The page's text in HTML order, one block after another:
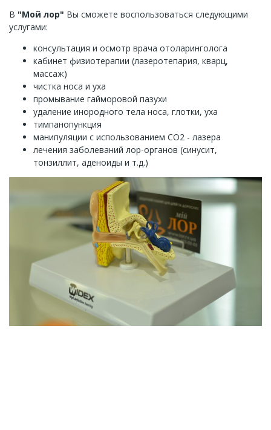
В "Мой лор" Вы сможете воспользоваться следующими
услугами:
консультация и осмотр врача отоларинголога
кабинет физиотерапии (лазеротепария, кварц,
массаж)
чистка носа и уха
промывание гайморовой пазухи
удаление инородного тела носа, глотки, уха
тимпанопункция
манипуляции с использованием СО2 - лазера
лечения заболеваний лор-органов (синусит,
тонзиллит, аденоиды и т.д.)